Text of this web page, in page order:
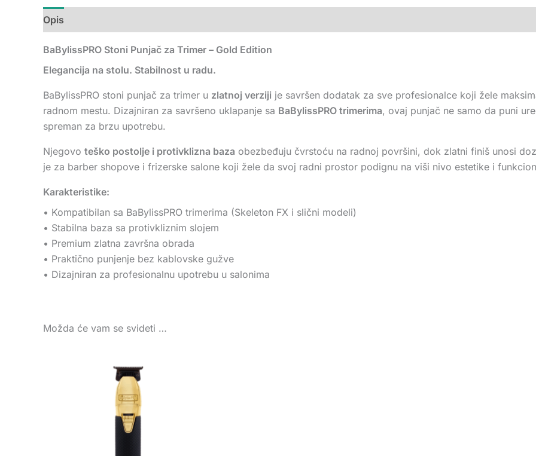
Opis
BaBylissPRO Stoni Punjač za Trimer – Gold Edition
Elegancija na stolu. Stabilnost u radu.
BaBylissPRO stoni punjač za trimer u zlatnoj verziji je savršen dodatak za sve profesionalce koji žele
radnom mestu. Dizajniran za savršeno uklapanje sa BaBylissPRO trimerima, ovaj punjač ne samo da puni
spreman za brzu upotrebu.
Njegovo teško postolje i protivklizna baza obezbeđuju čvrstoću na radnoj površini, dok zlatni finiš unosi
je za barber shopove i frizerske salone koji žele da svoj radni prostor podignu na viši nivo estetike i
Karakteristike:
• Kompatibilan sa BaBylissPRO trimerima (Skeleton FX i slični modeli)
• Stabilna baza sa protivkliznim slojem
• Premium zlatna završna obrada
• Praktično punjenje bez kablovske gužve
• Dizajniran za profesionalnu upotrebu u salonima
Možda će vam se svideti …